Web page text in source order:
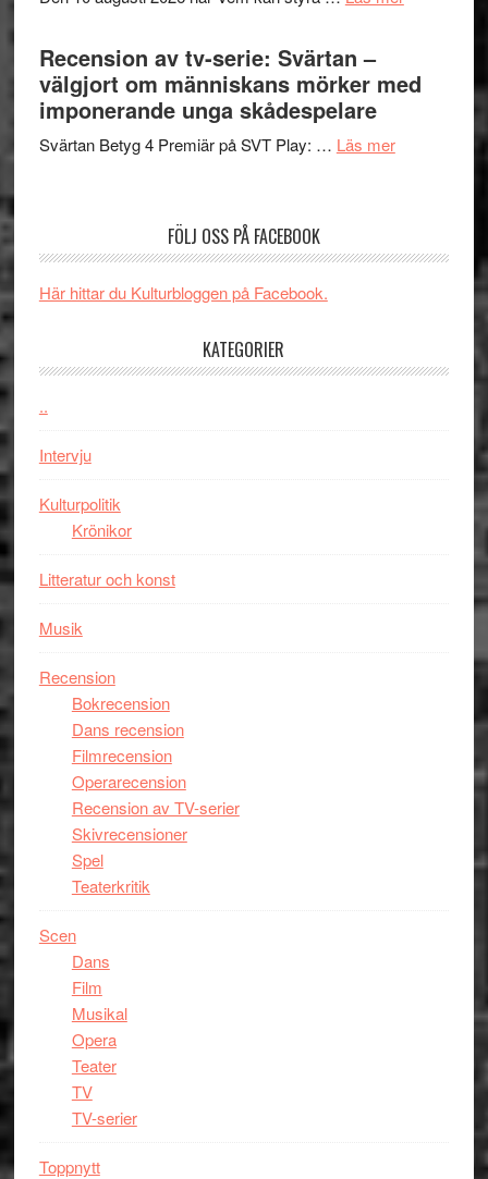
och
en
storform
valet
synas
styra
Recension av tv-serie: Svärtan –
välgjort om människans mörker med
imponerande unga skådespelare
Svärtan Betyg 4 Premiär på SVT Play: … Läs merom
människans
imponerande
FÖLJ OSS PÅ FACEBOOK
Här hittar du Kulturbloggen på Facebook.
KATEGORIER
..
Intervju
Kulturpolitik
Krönikor
Litteratur och konst
Musik
Recension
Bokrecension
Dans recension
Filmrecension
Operarecension
Recension av TV-serier
Skivrecensioner
Spel
Teaterkritik
Scen
Dans
Film
Musikal
Opera
Teater
TV
TV-serier
Toppnytt